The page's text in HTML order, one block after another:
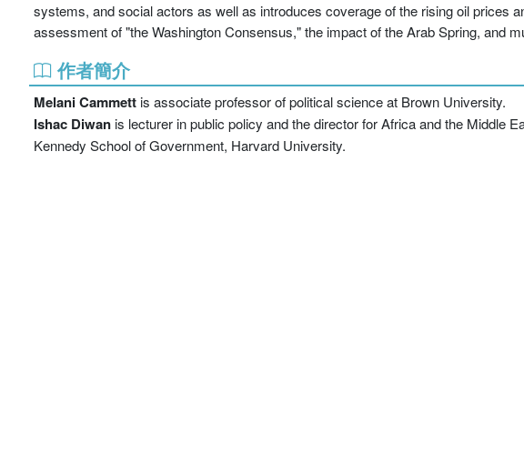
systems, and social actors as well as introduces coverage of the rising oil prices
assessment of "the Washington Consensus," the impact of the Arab Spring, and
作者簡介
Melani Cammettis associate professor of political science at Brown University.
Ishac Diwanis lecturer in public policy and the director for Africa and the Middle
Kennedy School of Government, Harvard University.